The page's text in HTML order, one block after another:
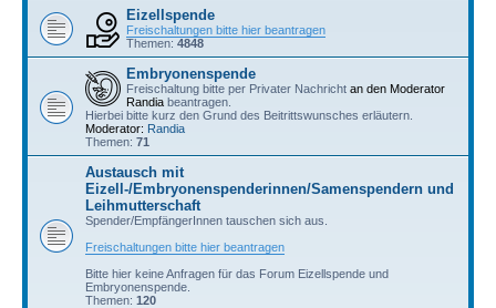
Eizellspende
Freischaltungen bitte hier beantragen
Themen: 4848
Embryonenspende
Freischaltung bitte per Privater Nachricht an den Moderator
Randia beantragen.
Hierbei bitte kurz den Grund des Beitrittswunsches erläutern.
Moderator: Randia
Themen: 71
Austausch mit
Eizell-/Embryonenspenderinnen/Samenspendern und
Leihmutterschaft
Spender/EmpfängerInnen tauschen sich aus.
Freischaltungen bitte hier beantragen
Bitte hier keine Anfragen für das Forum Eizellspende und
Embryonenspende.
Themen: 120